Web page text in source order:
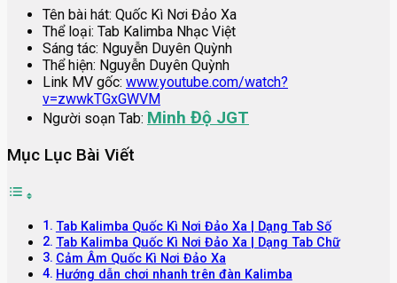
Tên bài hát: Quốc Kì Nơi Đảo Xa
Thể loại: Tab Kalimba Nhạc Việt
Sáng tác: Nguyễn Duyên Quỳnh
Thể hiện: Nguyễn Duyên Quỳnh
Link MV gốc: www.youtube.com/watch?
v=zwwkTGxGWVM
Người soạn Tab: Minh Độ JGT
Mục Lục Bài Viết
Tab Kalimba Quốc Kì Nơi Đảo Xa | Dạng Tab Số
Tab Kalimba Quốc Kì Nơi Đảo Xa | Dạng Tab Chữ
Cảm Âm Quốc Kì Nơi Đảo Xa
Hướng dẫn chơi nhanh trên đàn Kalimba